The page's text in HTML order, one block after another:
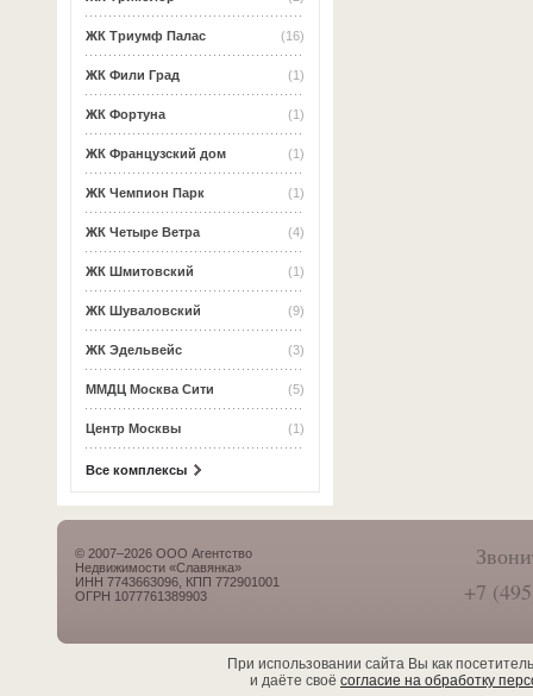
(16)
ЖК Триумф Палас
(1)
ЖК Фили Град
(1)
ЖК Фортуна
(1)
ЖК Французский дом
(1)
ЖК Чемпион Парк
(4)
ЖК Четыре Ветра
(1)
ЖК Шмитовский
(9)
ЖК Шуваловский
(3)
ЖК Эдельвейс
(5)
ММДЦ Москва Сити
(1)
Центр Москвы
Все комплексы
© 2007–2026 ООО Агентство
Недвижимости «Славянка»
ИНН 7743663096, КПП 772901001
ОГРН 1077761389903
+7
При использовании сайта Вы как
и даёте своё согласие на обработку